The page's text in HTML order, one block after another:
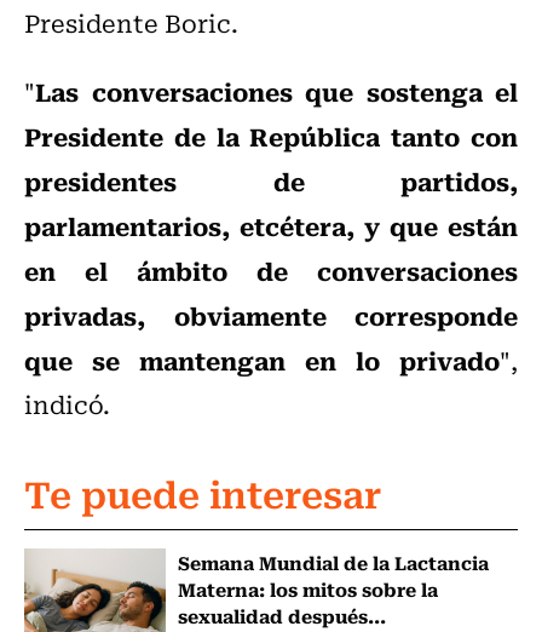
Presidente Boric.
"Las conversaciones que sostenga el
Presidente de la República tanto con
presidentes de partidos,
parlamentarios, etcétera, y que están
en el ámbito de conversaciones
privadas, obviamente corresponde
que se mantengan en lo privado",
indicó.
Te puede interesar
Semana Mundial de la Lactancia
Materna: los mitos sobre la
sexualidad después...